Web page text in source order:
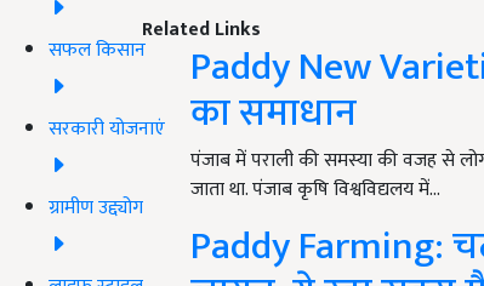
सफल किसान
सरकारी योजनाएं
ग्रामीण उद्द्योग
Related Links
Paddy New
का समाधान
पंजाब में पराली की समस्या की वजह से
जाता था. पंजाब कृषि विश्वविद्यलय में…
Paddy Farming: